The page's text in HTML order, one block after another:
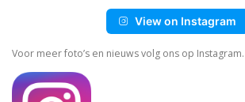
View on Instagram
Voor meer foto’s en nieuws volg ons op Instagram.